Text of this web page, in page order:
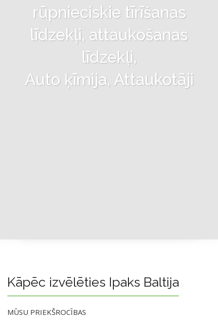
rūpnieciskie tīrīšanas
līdzekļi, attaukošanas
līdzekļi,
Auto ķīmija, Attaukotāji
Kāpēc izvēlēties Ipaks Baltija
MŪSU PRIEKŠROCĪBAS